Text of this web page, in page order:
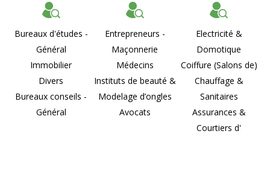
Bureaux d'études -
Général
Immobilier
Divers
Bureaux conseils -
Général
Entrepreneurs -
Maçonnerie
Médecins
Instituts de beauté &
Modelage d’ongles
Avocats
Electricité &
Domotique
Coiffure (Salons de)
Chauffage &
Sanitaires
Assurances &
Courtiers d'